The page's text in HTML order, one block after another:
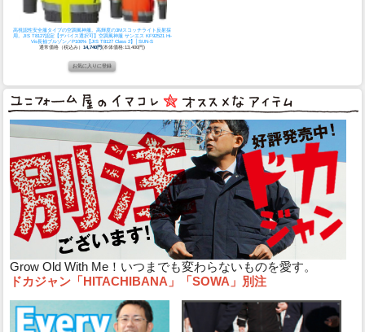
高視認性安全服タイプの空調風神服。高輝度の3Mスコッチライト反射採
用。JIS T8127認定【デバイス選択可】空調風神服 サンエス KF92521 Hi-
Vis長袖ブルゾン／P100%【JIS T8127 Class 2】│SUN-S
通常価格（税込み）14,740円(本体価格:13,400円)
Grow Old With Me！いつまでも変わらないものを愛す。
ドカジャン「HITACHIBANA」「SOWA」別注